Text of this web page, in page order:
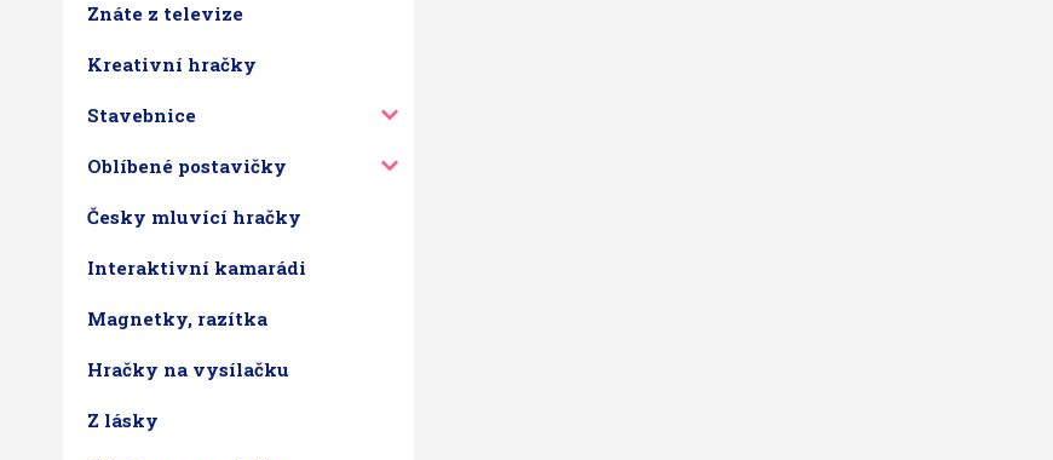
Znáte z televize
Kreativní hračky
Stavebnice
Oblíbené postavičky
Česky mluvící hračky
Interaktivní kamarádi
Magnetky, razítka
Hračky na vysílačku
Z lásky